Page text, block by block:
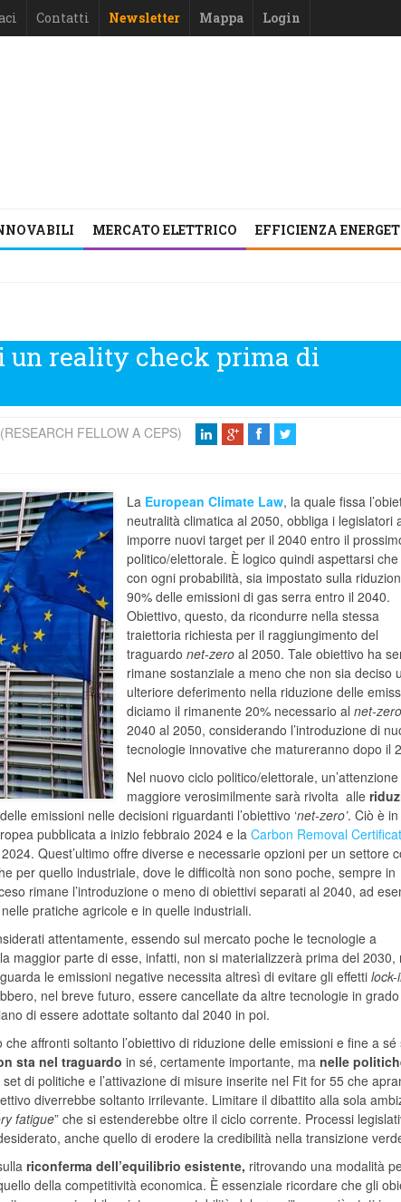
Contatti Newsletter Mappa Login
MERCATO ELETTRICO EFFICIENZA
un reality check prima di
FELLOW A CEPS)
La European Climate Law, la quale fissa
neutralità climatica al 2050, obbliga i legislatori
imporre nuovi target per il 2040 entro il
politico/elettorale. È logico quindi aspettarsi
con ogni probabilità, sia impostato sulla
90% delle emissioni di gas serra entro il 2040.
Obiettivo, questo, da ricondurre nella stessa
traiettoria richiesta per il raggiungimento del
traguardo net-zeroal 2050. Tale obiettivo ha
rimane sostanziale a meno che non sia deciso
ulteriore deferimento nella riduzione delle
diciamo il rimanente 20% necessario alnet-
2040 al 2050, considerando l’introduzione di
tecnologie innovative che matureranno dopo il
Nel nuovo ciclo politico/elettorale, un’attenzione
maggiore verosimilmente sarà rivolta alle
emissioni nelle decisioni riguardanti l’obiettivo ‘net-zero’. Ciò è in
pubblicata a inizio febbraio 2024 e la Carbon Removal
Quest’ultimo offre diverse e necessarie opzioni per un settore
per quello industriale, dove le difficoltà non sono poche, sempre in
rimane l’introduzione o meno di obiettivi separati al 2040, ad
pratiche agricole e in quelle industriali.
attentamente, essendo sul mercato poche le tecnologie a
maggior parte di esse, infatti, non si materializzerà prima del 2030,
le emissioni negative necessita altresì di evitare gli effetti lock-
nel breve futuro, essere cancellate da altre tecnologie in
di essere adottate soltanto dal 2040 in poi.
affronti soltanto l’obiettivo di riduzione delle emissioni e fine a sé
sta nel traguardo in sé, certamente importante, ma nelle
di politiche e l’attivazione di misure inserite nel Fit for 55 che
diverrebbe soltanto irrilevante. Limitare il dibattito alla sola
fatigue” che si estenderebbe oltre il ciclo corrente. Processi
anche quello di erodere la credibilità nella transizione
riconferma dell’equilibrio esistente, ritrovando una modalità
della competitività economica. È essenziale ricordare che gli